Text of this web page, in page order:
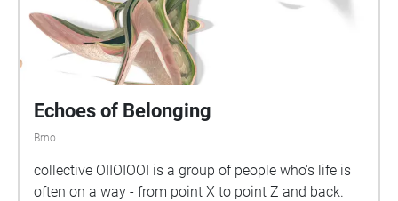
Echoes of Belonging
Brno
collective OIIOIOOI is a group of people who's life is
often on a way - from point X to point Z and back.